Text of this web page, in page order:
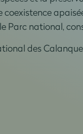
Parc national,
des